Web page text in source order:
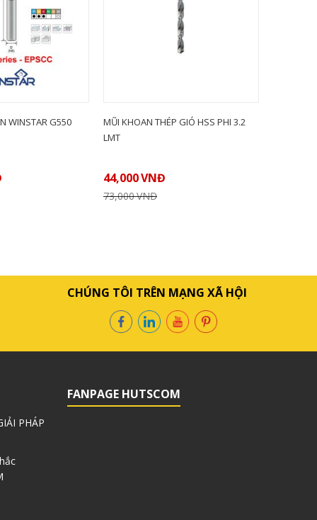
WINSTAR G550
MŨI KHOAN THÉP GIÓ HSS PHI 3.2
LMT
44,000VNĐ
73,000VNĐ
CHÚNG TÔI TRÊN MẠNG XÃ HỘI
PHÁP
FANPAGE HUTSCOM